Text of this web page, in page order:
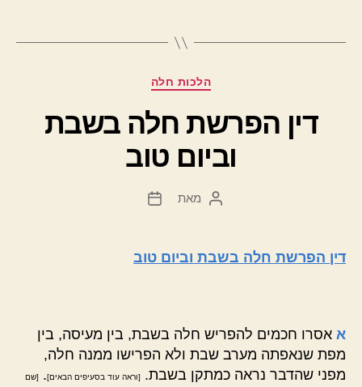
קטגוריות
הלכות חלה
דין הפרשת חלה בשבת
וביום טוב
המחבר
מאת
תאריך
דין הפרשת חלה בשבת וביום טוב
א אסרו חכמים להפריש חלה בשבת, בין מעיסה, בין
מפת שנאפתה מערב שבת ולא הפרישו ממנה חלה,
מפני שהדבר נראה כמתקן בשבת.
[וראה עוד בסעיפים הבאים]. [שם